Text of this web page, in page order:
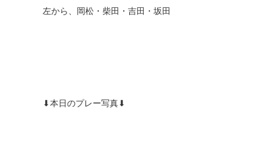
左から、岡松・柴田・吉田・坂田
⬇︎本日のプレー写真⬇︎